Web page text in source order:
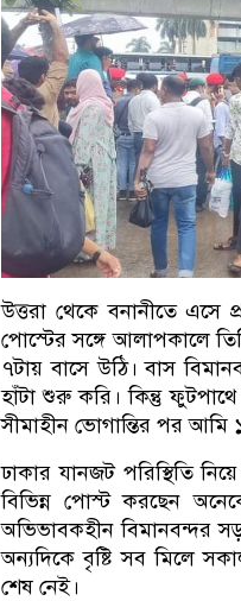
উত্তরা থেকে বনানীতে এসে
পোস্টের সঙ্গে আলাপকালে
৭টায় বাসে উঠি। বাস
হাঁটা শুরু করি। কিন্তু
সীমাহীন ভোগান্তির পর আমি
ঢাকার যানজট পরিস্থিতি
বিভিন্ন পোস্ট করছেন
অভিভাবকহীন বিমানবন্দর
অন্যদিকে বৃষ্টি সব মিলে
শেষ নেই।